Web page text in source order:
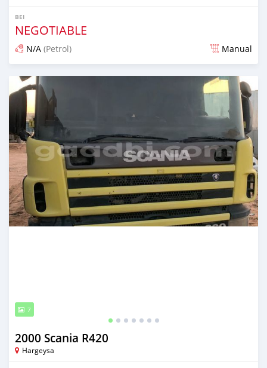
BEI
NEGOTIABLE
N/A (Petrol) Manual
Ilitangazwa kama miaka 2 iliopita
7
2000 Scania R420
Hargeysa